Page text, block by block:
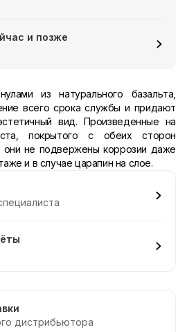
и позже
из натурального базальта,
всего срока службы и придают
вид. Произведенные на
покрытого с обеих сторон
не подвержены коррозии даже
и в случае царапин на слое.
дистрибьютора